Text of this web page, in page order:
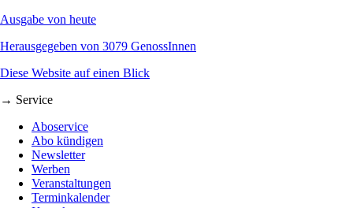
Ausgabe von heute
Herausgegeben von 3079 GenossInnen
Diese Website auf einen Blick
→ Service
Aboservice
Abo kündigen
Newsletter
Werben
Veranstaltungen
Terminkalender